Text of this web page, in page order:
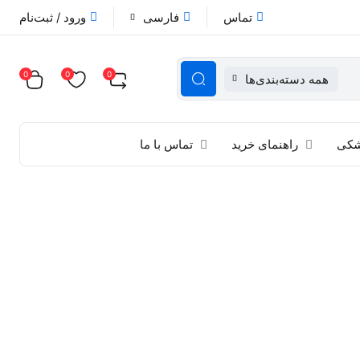
تماس فارسی ورود / ثبت‌نام
همه دسته‌بندی‌ها 0
0
0
راهنمای خرید تماس با ما